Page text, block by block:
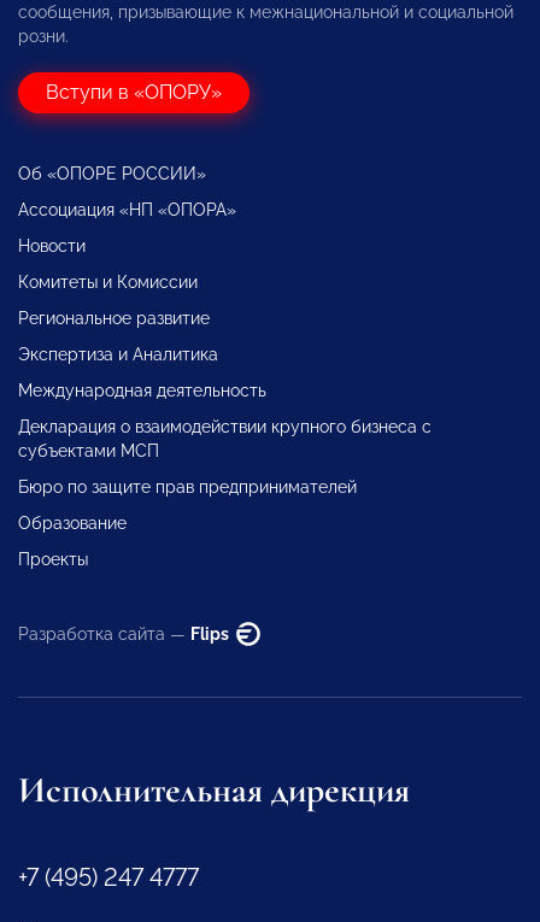
сообщения, призывающие к межнациональной и социальной
розни.
Вступи в «ОПОРУ»
Об «ОПОРЕ РОССИИ»
Ассоциация «НП «ОПОРА»
Новости
Комитеты и Комиссии
Региональное развитие
Экспертиза и Аналитика
Международная деятельность
Декларация о взаимодействии крупного бизнеса с
субъектами МСП
Бюро по защите прав предпринимателей
Образование
Проекты
Разработка сайта — Flips
Исполнительная дирекция
+7 (495) 247 4777